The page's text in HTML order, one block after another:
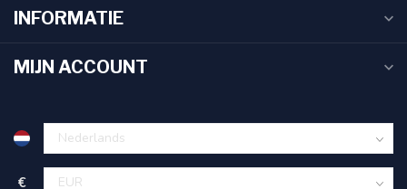
INFORMATIE
MIJN ACCOUNT
€